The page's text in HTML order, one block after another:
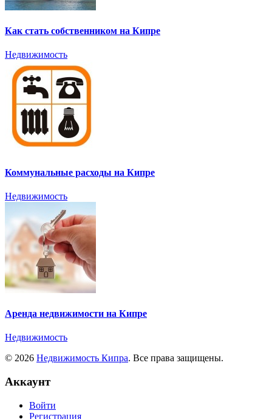
Как стать собственником на Кипре
Недвижимость
Коммунальные расходы на Кипре
Недвижимость
Аренда недвижимости на Кипре
Недвижимость
© 2026 Недвижимость Кипра. Все права защищены.
Аккаунт
Войти
Регистрация